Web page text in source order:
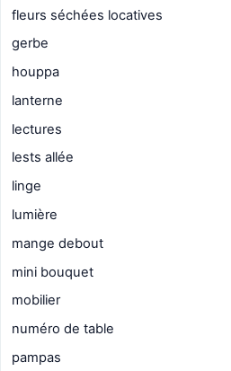
fleurs séchées locatives
gerbe
houppa
lanterne
lectures
lests allée
linge
lumière
mange debout
mini bouquet
mobilier
numéro de table
pampas